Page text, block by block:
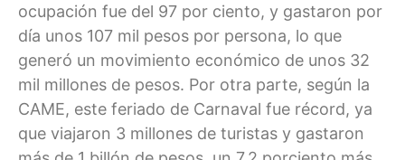
ocupación fue del 97 por ciento, y gastaron por
día unos 107 mil pesos por persona, lo que
generó un movimiento económico de unos 32
mil millones de pesos. Por otra parte, según la
CAME, este feriado de Carnaval fue récord, ya
que viajaron 3 millones de turistas y gastaron